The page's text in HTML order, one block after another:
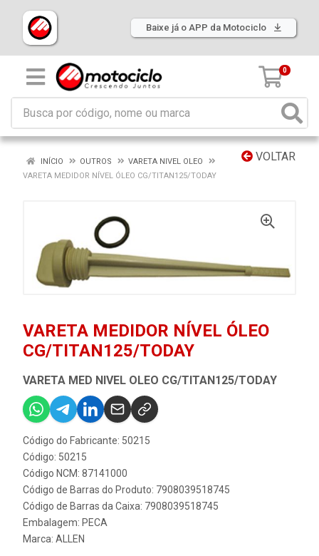
Baixe já o APP da Motociclo
0
VOLTAR
INÍCIO OUTROS
VARETA NIVEL OLEO
VARETA MEDIDOR NÍVEL ÓLEO CG/TITAN125/TODAY
VARETA MEDIDOR NÍVEL ÓLEO
CG/TITAN125/TODAY
VARETA MED NIVEL OLEO CG/TITAN125/TODAY
Código do Fabricante: 50215
Código: 50215
Código NCM: 87141000
Código de Barras do Produto: 7908039518745
Código de Barras da Caixa: 7908039518745
Embalagem: PECA
Marca: ALLEN